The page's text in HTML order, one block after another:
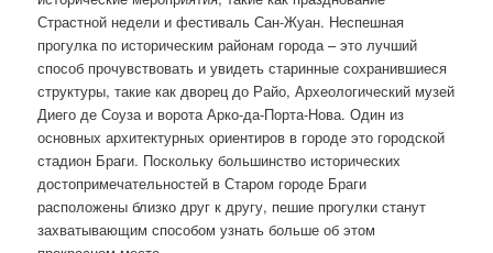
Страстной недели и фестиваль Сан-Жуан. Неспешная
прогулка по историческим районам города – это лучший
способ прочувствовать и увидеть старинные сохранившиеся
структуры, такие как дворец до Райо, Археологический музей
Диего де Соуза и ворота Арко-да-Порта-Нова. Один из
основных архитектурных ориентиров в городе это городской
стадион Браги. Поскольку большинство исторических
достопримечательностей в Старом городе Браги
расположены близко друг к другу, пешие прогулки станут
захватывающим способом узнать больше об этом